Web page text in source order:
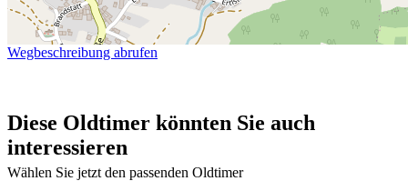
Wegbeschreibung abrufen
Diese Oldtimer könnten Sie auch
interessieren
Wählen Sie jetzt den passenden Oldtimer